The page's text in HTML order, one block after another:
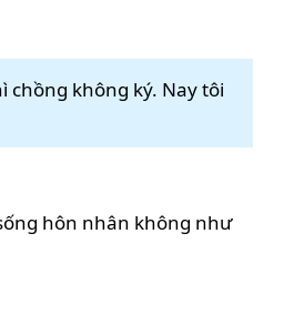
không ký. Nay tôi
hôn nhân không như